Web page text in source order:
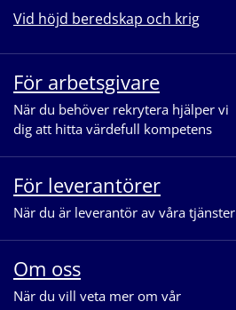
Vid höjd beredskap och krig
För arbetsgivare
När du behöver rekrytera hjälper vi
dig att hitta värdefull kompetens
För leverantörer
När du är leverantör av våra tjänster
Om oss
När du vill veta mer om vår